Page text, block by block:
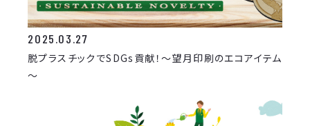
2025.03.27
脱プラスチックでSDGs貢献！～望月印刷のエコアイテム
～